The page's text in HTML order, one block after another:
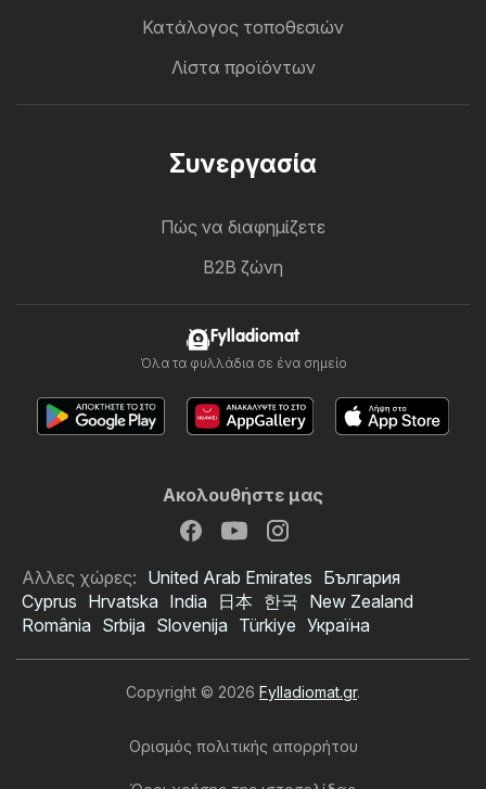
Κατάλογος τοποθεσιών
Λίστα προϊόντων
Συνεργασία
Πώς να διαφημίζετε
B2B ζώνη
Fylladiomat
Όλα τα φυλλάδια σε ένα σημείο
Ακολουθήστε μας
Αλλες χώρες: United Arab Emirates България
Cyprus Hrvatska India 日本 한국 New Zealand
România Srbija Slovenija Türkiye Україна
Copyright © 2026 Fylladiomat.gr.
Ορισμός πολιτικής απορρήτου